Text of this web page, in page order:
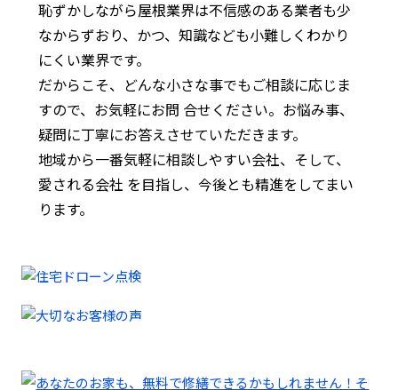
恥ずかしながら屋根業界は不信感のある業者も少
なからずおり、かつ、知識なども小難しくわかり
にくい業界です。
だからこそ、どんな小さな事でもご相談に応じま
すので、お気軽にお問 合せください。お悩み事、
疑問に丁寧にお答えさせていただきます。
地域から一番気軽に相談しやすい会社、そして、
愛される会社 を目指し、今後とも精進をしてまい
ります。